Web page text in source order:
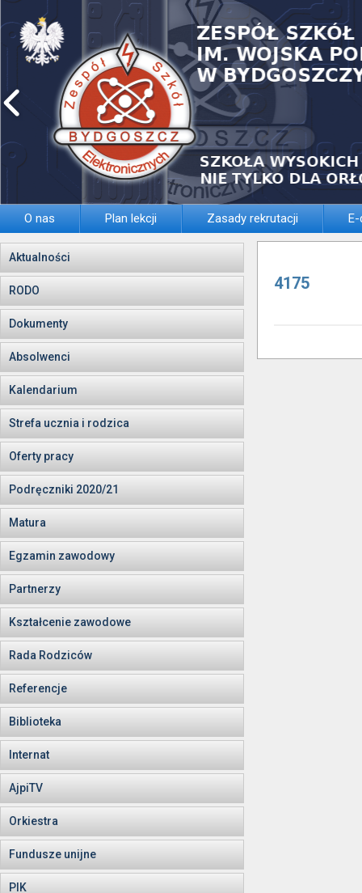
O nas Plan lekcji Zasady rekrutacji
Aktualności
RODO
Dokumenty
Absolwenci
Kalendarium
Strefa ucznia i rodzica
Oferty pracy
Podręczniki 2020/21
Matura
Egzamin zawodowy
Partnerzy
Kształcenie zawodowe
Rada Rodziców
Referencje
Biblioteka
Internat
AjpiTV
Orkiestra
Fundusze unijne
PIK
4175